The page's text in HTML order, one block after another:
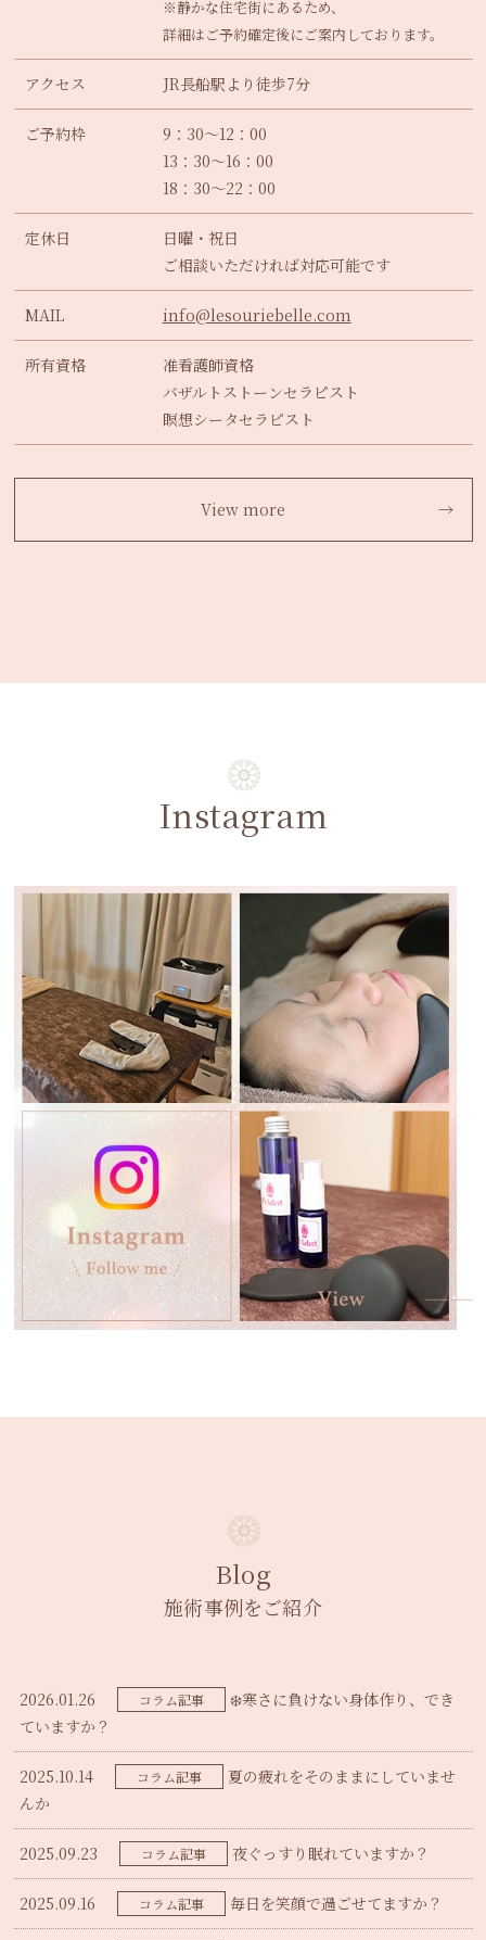
※静かな住宅街にあるため、
詳細はご予約確定後にご案内しております。
アクセス JR長船駅より徒歩7分
ご予約枠
9：30～12：00
13：30～16：00
18：30～22：00
定休日
日曜・祝日
ご相談いただければ対応可能です
MAIL info@lesouriebelle.com
所有資格
准看護師資格
バザルトストーンセラピスト
瞑想シータセラピスト
View more
Instagram
Blog
施術事例をご紹介
2026.01.26 コラム記事
❄️寒さに負けない身体作り、でき
ていますか？
2025.10.14 コラム記事
夏の疲れをそのままにしていませ
んか
2025.09.23 コラム記事 夜ぐっすり眠れていますか？
2025.09.16 コラム記事 毎日を笑顔で過ごせてますか？